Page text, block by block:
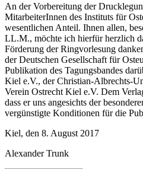
An der Vorbereitung der
MitarbeiterInnen des Instituts für
wesentlichen Anteil. Ihnen allen,
LL.M., möchte ich hierfür herzlich
Förderung der Ringvorlesung
der Deutschen Gesellschaft für
Publikation des Tagungsbandes
Kiel e.V., der Christian-Albrechts-
Verein Ostrecht Kiel e.V. Dem
dass er uns angesichts der
vergünstigte Konditionen für die
Kiel, den 8. August 2017
Alexander Trunk